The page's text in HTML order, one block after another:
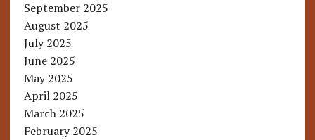
September 2025
August 2025
July 2025
June 2025
May 2025
April 2025
March 2025
February 2025